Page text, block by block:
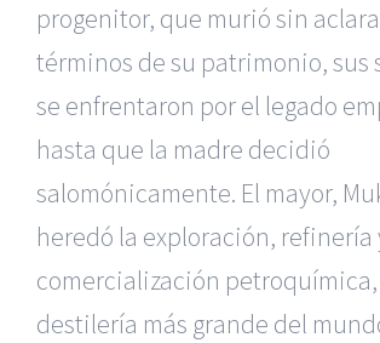
progenitor, que murió sin
términos de su patrimonio, sus
se enfrentaron por el legado
hasta que la madre decidió
salomónicamente. El mayor,
heredó la exploración, refinería
comercialización
destilería más grande del